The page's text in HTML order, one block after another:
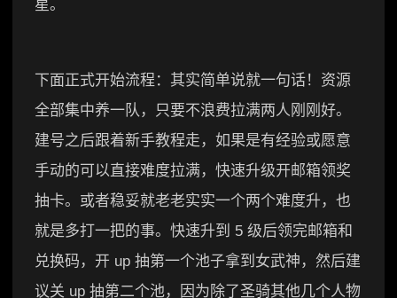
星。
下面正式开始流程：其实简单说就一句话！资源
全部集中养一队，只要不浪费拉满两人刚刚好。
建号之后跟着新手教程走，如果是有经验或愿意
手动的可以直接难度拉满，快速升级开邮箱领奖
抽卡。或者稳妥就老老实实一个两个难度升，也
就是多打一把的事。快速升到 5 级后领完邮箱和
兑换码，开 up 抽第一个池子拿到女武神，然后建
议关 up 抽第二个池，因为除了圣骑其他几个人物